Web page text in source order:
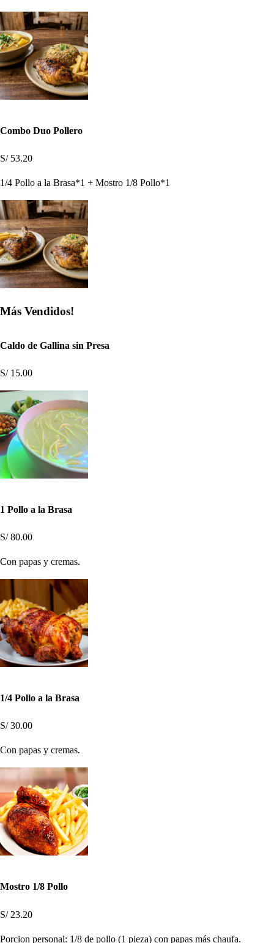
Combo Duo Pollero
S/ 53.20
1/4 Pollo a la Brasa*1 + Mostro 1/8 Pollo*1
Más Vendidos!
Caldo de Gallina sin Presa
S/ 15.00
1 Pollo a la Brasa
S/ 80.00
Con papas y cremas.
1/4 Pollo a la Brasa
S/ 30.00
Con papas y cremas.
Mostro 1/8 Pollo
S/ 23.20
Porcion personal: 1/8 de pollo (1 pieza) con papas más chaufa.